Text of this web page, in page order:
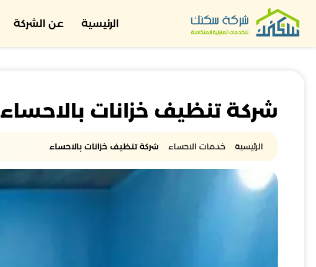
الرئيسية عن الشركة
شركة تنظيف خزانات بالاحساء
الرئيسية خدمات الاحساء شركة تنظيف خزانات بالاحساء